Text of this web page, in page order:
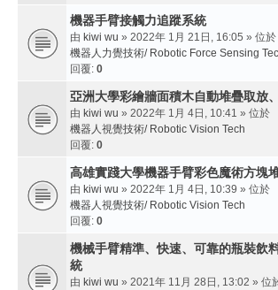
機器手臂接觸力追蹤系統
由 kiwi wu » 2022年 1月 21日, 16:05 » 位於
機器人力覺技術/ Robotic Force Sensing
回覆: 0
亞洲大學彩繪牆面積木自動堆疊取放
由 kiwi wu » 2022年 1月 4日, 10:41 » 位於
機器人視覺技術/ Robotic Vision Tech
回覆: 0
高雄實踐大學機器手臂彩色魔術方塊
由 kiwi wu » 2022年 1月 4日, 10:39 » 位於
機器人視覺技術/ Robotic Vision Tech
回覆: 0
機械手臂精準、快速、可靠的瓶裝飲
統
由 kiwi wu » 2021年 11月 28日, 13:02 » 位